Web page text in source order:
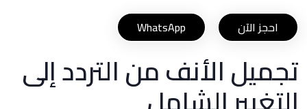
احجز الآن WhatsApp
تجميل الأنف من التردد إلى